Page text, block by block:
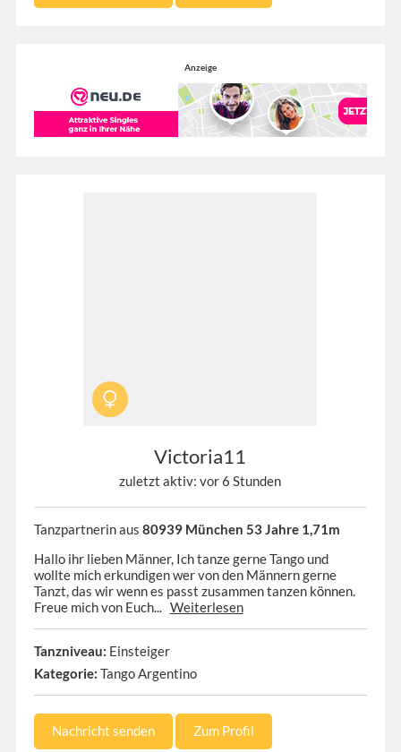
Anzeige
Victoria11
zuletzt aktiv: vor 6 Stunden
Tanzpartnerin aus 80939 München 53 Jahre 1,71m
Hallo ihr lieben Männer, Ich tanze gerne Tango und
wollte mich erkundigen wer von den Männern gerne
Tanzt, das wir wenn es passt zusammen tanzen können.
Freue mich von Euch... Weiterlesen
Tanzniveau: Einsteiger
Kategorie: Tango Argentino
Nachricht senden Zum Profil